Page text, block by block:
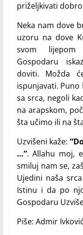
priželjkivati
Neka nam dove
uzoru na dove
svom lijepom
Gospodaru
doviti. Možda
ispunjavati.
sa srca, negoli
na arapskom,
šta učimo ili na
Uzvišeni kaže:
…”. Allahu moj,
smiluj nam se,
Ujedini naša
Istinu i da po
Gospodaru
Piše: Admir